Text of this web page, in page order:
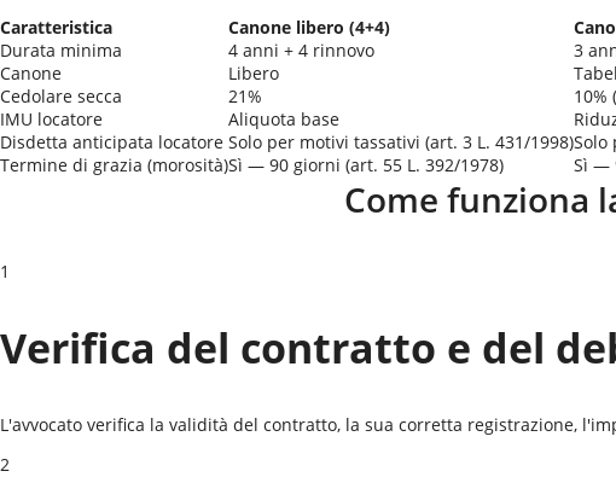
Caratteristica
Canone libero (4+4)
Durata minima
4 anni + 4 rinnovo
3
Canone
Libero
Cedolare secca
21%
10%
IMU locatore
Aliquota base
Disdetta anticipata locatore Solo per motivi tassativi (art. 3 L. 431/1998)Solo
Termine di grazia (morosità)Sì — 90 giorni (art. 55 L. 392/1978) Sì —
Come funziona
1
Verifica del contratto e del
L'avvocato verifica la validità del contratto, la sua corretta registrazione,
2